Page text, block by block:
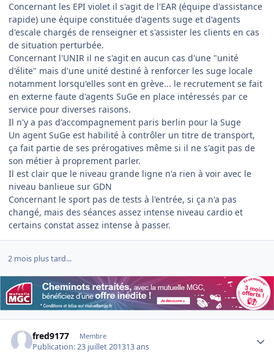
Concernant les EPI violet il s'agit de l'EAR (équipe d'assistance
rapide) une équipe constituée d'agents suge et d'agents
d'escale chargés de renseigner et s'assister les clients en cas
de situation perturbée.
Concernant l'UNIR il ne s'agit en aucun cas d'une "unité
d'élite" mais d'une unité destiné à renforcer les suge locale
notamment lorsqu'elles sont en grève... le recrutement se fait
en externe faute d'agents SuGe en place intéressés par ce
service pour diverses raisons.
Il n'y a pas d'accompagnement paris berlin pour la Suge
Un agent SuGe est habilité à contrôler un titre de transport,
ça fait partie de ses prérogatives même si il ne s'agit pas de
son métier à proprement parler.
Il est clair que le niveau grande ligne n'a rien à voir avec le
niveau banlieue sur GDN
Concernant le sport pas de tests à l'entrée, si ça n'a pas
changé, mais des séances assez intense niveau cardio et
certains constat assez intense à passer.
2 mois plus tard...
fred9177 Membre
Publication:23 juillet 201313 ans